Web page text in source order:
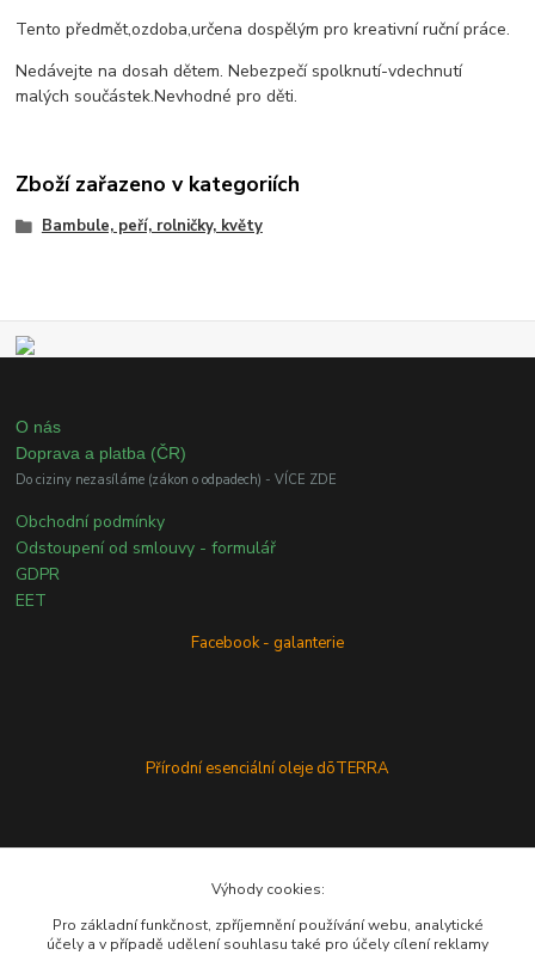
Tento předmět,ozdoba,určena dospělým pro kreativní ruční práce.
Nedávejte na dosah dětem. Nebezpečí spolknutí-vdechnutí
malých součástek.Nevhodné pro děti.
Zboží zařazeno v kategoriích
Bambule, peří, rolničky, květy
O nás
Doprava a platba (ČR)
Do ciziny nezasíláme (zákon o odpadech) - VÍCE ZDE
Obchodní podmínky
Odstoupení od smlouvy - formulář
GDPR
EET
Facebook - galanterie
Přírodní esenciální oleje dōTERRA
Výhody cookies:
Pro základní funkčnost, zpříjemnění používání webu, analytické
účely a v případě udělení souhlasu také pro účely cílení reklamy